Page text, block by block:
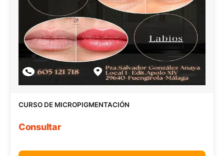
CURSO DE MICROPIGMENTACIÓN
Consultar